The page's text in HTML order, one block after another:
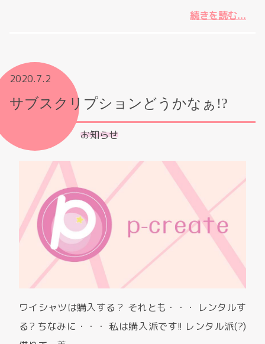
続きを読む...
2020.7.2
サブスクリプションどうかなぁ!?
お知らせ
ワイシャツは購入する？ それとも・・・ レンタルす
る? ちなみに・・・ 私は購入派です!! レンタル派(?)